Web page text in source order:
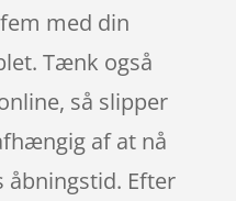
med din
Tænk også
så slipper
af at nå
åbningstid. Efter